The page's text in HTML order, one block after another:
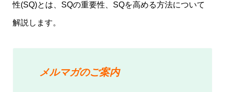
性(SQ)とは、SQの重要性、SQを高める方法について
解説します。
メルマガのご案内